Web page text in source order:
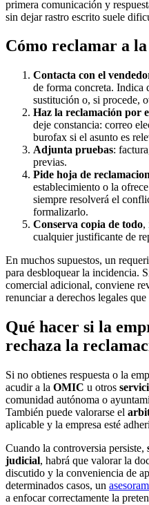
primera comunicación y
sin dejar rastro escrito suele
Cómo reclamar a la
Contacta con el
de forma concreta. Indica
sustitución o, si procede,
Haz la reclamación por
deje constancia: correo
burofax si el asunto es
Adjunta pruebas:
previas.
Pide hoja de
establecimiento o la
siempre resolverá el
formalizarlo.
Conserva copia de todo,
cualquier justificante de
En muchos supuestos, un
para desbloquear la incidencia.
comercial adicional, conviene
renunciar a derechos legales
Qué hacer si la
rechaza la
Si no obtienes respuesta o la
acudir a la OMIC u otros
comunidad autónoma o
También puede valorarse el
aplicable y la empresa esté
Cuando la controversia persiste,
judicial, habrá que valorar la
discutido y la conveniencia de
determinados casos, un
a enfocar correctamente la